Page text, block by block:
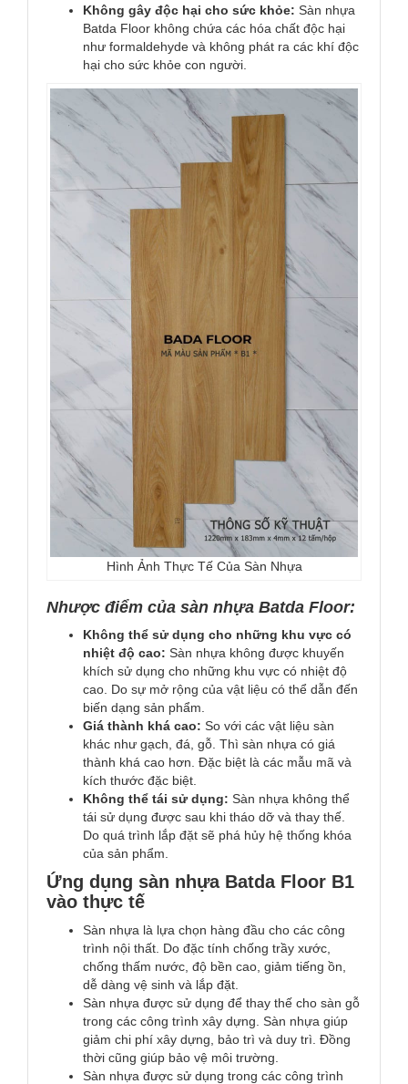
Không gây độc hại cho sức khỏe: Sàn nhựa
Batda Floor không chứa các hóa chất độc hại
như formaldehyde và không phát ra các khí độc
hại cho sức khỏe con người.
Hình Ảnh Thực Tế Của Sàn Nhựa
Nhược điểm của sàn nhựa Batda Floor:
Không thể sử dụng cho những khu vực có
nhiệt độ cao: Sàn nhựa không được khuyến
khích sử dụng cho những khu vực có nhiệt độ
cao. Do sự mở rộng của vật liệu có thể dẫn đến
biến dạng sản phẩm.
Giá thành khá cao: So với các vật liệu sàn
khác như gạch, đá, gỗ. Thì sàn nhựa có giá
thành khá cao hơn. Đặc biệt là các mẫu mã và
kích thước đặc biệt.
Không thể tái sử dụng: Sàn nhựa không thể
tái sử dụng được sau khi tháo dỡ và thay thế.
Do quá trình lắp đặt sẽ phá hủy hệ thống khóa
của sản phẩm.
Ứng dụng sàn nhựa Batda Floor B1
vào thực tế
Sàn nhựa là lựa chọn hàng đầu cho các công
trình nội thất. Do đặc tính chống trầy xước,
chống thấm nước, độ bền cao, giảm tiếng ồn,
dễ dàng vệ sinh và lắp đặt.
Sàn nhựa được sử dụng để thay thế cho sàn gỗ
trong các công trình xây dựng. Sàn nhựa giúp
giảm chi phí xây dựng, bảo trì và duy trì. Đồng
thời cũng giúp bảo vệ môi trường.
Sàn nhựa được sử dụng trong các công trình